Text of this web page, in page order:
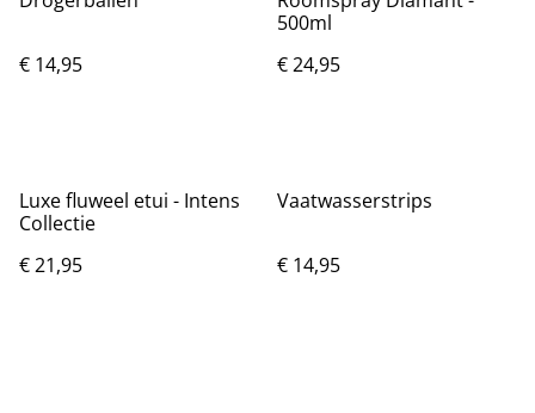
€ 14,95
500ml
€ 24,95
Luxe fluweel etui - Intens
Collectie
€ 21,95
Vaatwasserstrips
€ 14,95